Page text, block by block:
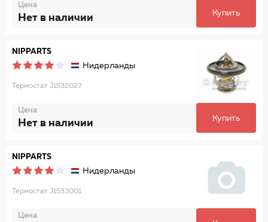
Цена
Нет в наличии Купить
NIPPARTS
Нидерланды
Термостат J1532027
Цена
Нет в наличии Купить
NIPPARTS
Нидерланды
Термостат J1533001
Цена